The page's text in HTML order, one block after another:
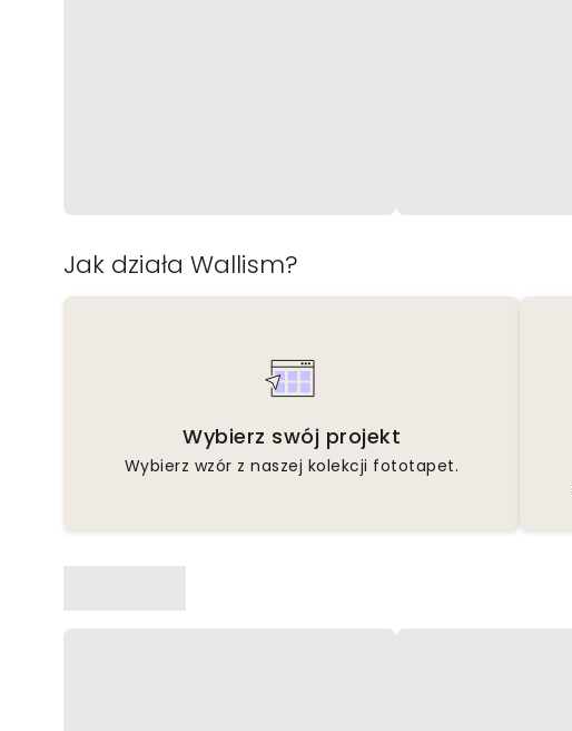
Jak działa Wallism?
Wybierz swój projekt
Wybierz wzór z naszej kolekcji fototapet.